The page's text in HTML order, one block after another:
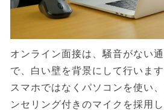
オンライン面接は、騒音がない
で、白い壁を背景にして行います
スマホではなくパソコンを使い
ンセリング付きのマイクを採用